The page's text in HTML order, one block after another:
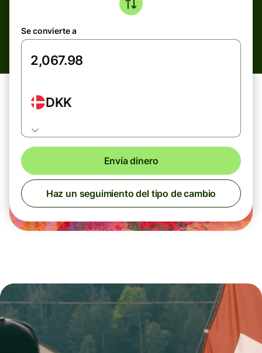
Se convierte a
DKK
Envía dinero
Haz un seguimiento del tipo de cambio